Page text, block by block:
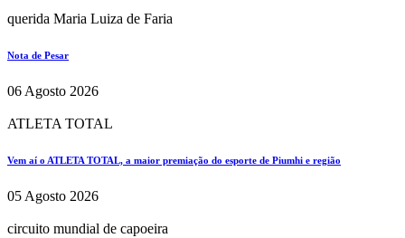
querida Maria Luiza de Faria
Nota de Pesar
06 Agosto 2026
ATLETA TOTAL
Vem aí o ATLETA TOTAL, a maior premiação do esporte de Piumhi e região
05 Agosto 2026
circuito mundial de capoeira